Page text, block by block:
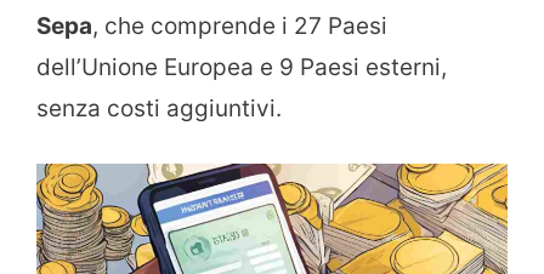
Sepa, che comprende i 27 Paesi
dell’Unione Europea e 9 Paesi esterni,
senza costi aggiuntivi.